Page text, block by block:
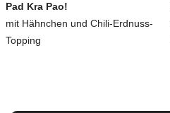
Pad Kra Pao!
mit Hähnchen und Chili-Erdnuss-
Topping